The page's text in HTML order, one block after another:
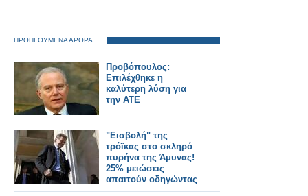
ΠΡΟΗΓΟΥΜΕΝΑ ΑΡΘΡΑ
Προβόπουλος:
Επιλέχθηκε η
καλύτερη λύση για
την ΑΤΕ
"Εισβολή" της
τρόϊκας στο σκληρό
πυρήνα της Άμυνας!
25% μειώσεις
απαιτούν οδηγώντας
σε διάλυση τις ΕΔ!